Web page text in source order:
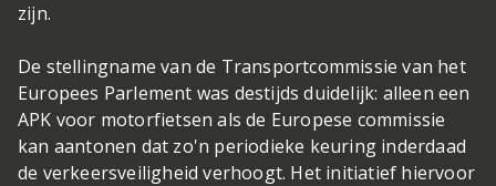
zijn.
De stellingname van de Transportcommissie van het
Europees Parlement was destijds duidelijk: alleen een
APK voor motorfietsen als de Europese commissie
kan aantonen dat zo'n periodieke keuring inderdaad
de verkeersveiligheid verhoogt. Het initiatief hiervoor